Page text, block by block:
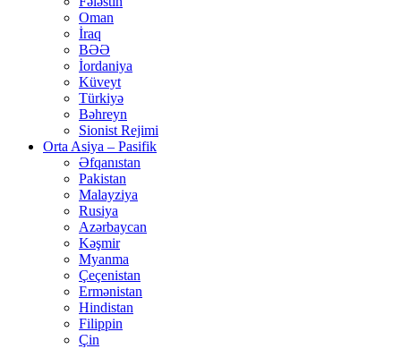
Oman
İraq
BƏƏ
İordaniya
Küveyt
Türkiyə
Bəhreyn
Sionist Rejimi
Orta Asiya – Pasifik
Əfqanıstan
Pakistan
Malayziya
Rusiya
Azərbaycan
Kəşmir
Myanma
Çeçenistan
Ermənistan
Hindistan
Filippin
Çin